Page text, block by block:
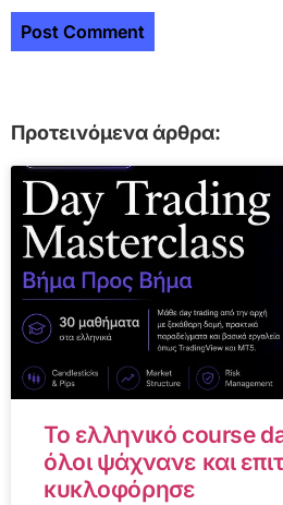
Προτεινόμενα άρθρα:
Το ελληνικό course
όλοι ψάχνανε και
κυκλοφόρησε